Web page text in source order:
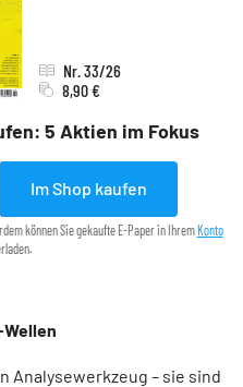
5 Aktien im Fokus
Nr. 33/26
8,90 €
Im Shop kaufen
können Sie gekaufte E-Paper in IhremKonto
Analysewerkzeug – sie sind